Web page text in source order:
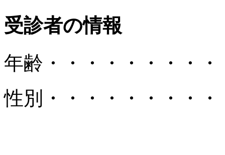
受診者の情報
年齢 ・・・・・・・・・
性別
・・・・・・・・・